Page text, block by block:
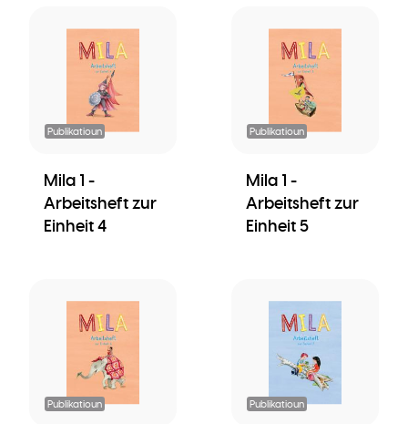
Publikatioun
Mila 1 -
Arbeitsheft zur
Einheit 4
Publikatioun
Mila 1 -
Arbeitsheft zur
Einheit 5
Publikatioun Publikatioun